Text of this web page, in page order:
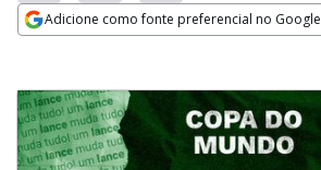
Adicione como fonte preferencial no Google